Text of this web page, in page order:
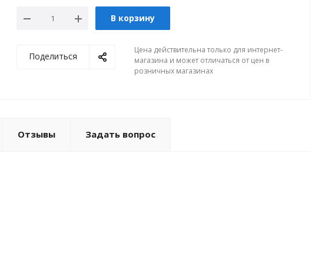
В корзину
Поделиться
Цена действительна только для интернет-
магазина и может отличаться от цен в
розничных магазинах
Отзывы Задать вопрос